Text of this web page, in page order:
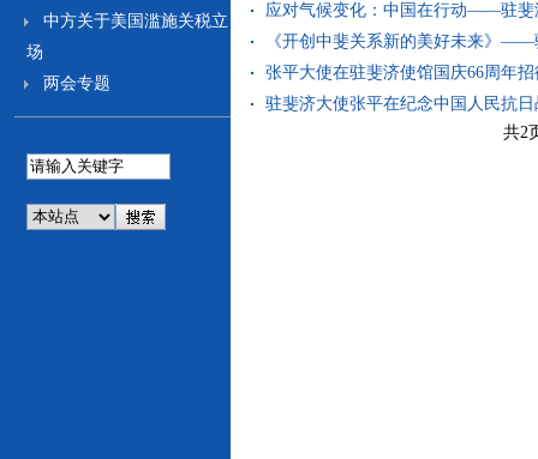
中方关于美国滥施关税立
场
两会专题
应对气候变化：中国在行动——驻斐
《开创中斐关系新的美好未来》——
张平大使在驻斐济使馆国庆66周年
驻斐济大使张平在纪念中国人民抗
共2